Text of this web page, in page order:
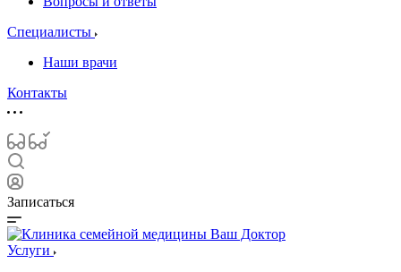
Специалисты
Наши врачи
Контакты
Записаться
Услуги